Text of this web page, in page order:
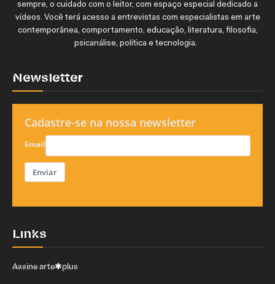
sempre, o cuidado com o leitor, com espaço especial dedicado a
vídeos. Você terá acesso a entrevistas com especialistas em arte
contemporânea, comportamento, educação, literatura, filosofia,
psicanálise, política e tecnologia.
Newsletter
Cadastre-se na nossa newsletter
Email
Enviar
Links
Assine arte✱plus